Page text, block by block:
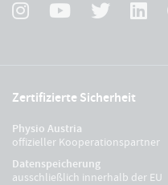
Zertifizierte Sicherheit
Physio Austria
offizieller Kooperationspartner
Datenspeicherung
ausschließlich innerhalb der EU